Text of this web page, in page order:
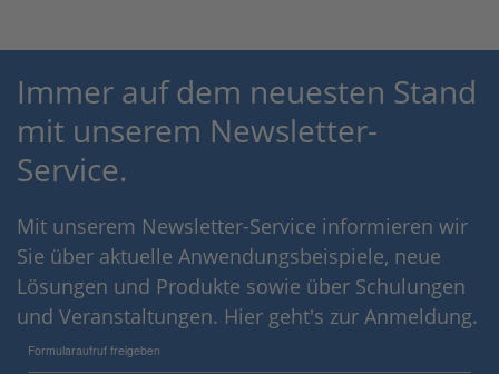
Immer auf dem neuesten Stand
mit unserem Newsletter-
Service.
Mit unserem Newsletter-Service informieren wir
Sie über aktuelle Anwendungsbeispiele, neue
Lösungen und Produkte sowie über Schulungen
und Veranstaltungen. Hier geht's zur Anmeldung.
Formularaufruf freigeben